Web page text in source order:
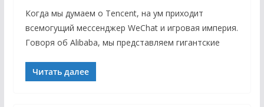
Когда мы думаем о Tencent, на ум приходит
всемогущий мессенджер WeChat и игровая империя.
Говоря об Alibaba, мы представляем гигантские
Читать далее